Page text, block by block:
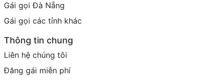
Gái gọi Đà Nẵng
Gái gọi các tỉnh khác
Thông tin chung
Liên hệ chúng tôi
Đăng gái miễn phí